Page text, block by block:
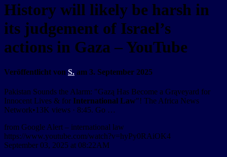
History will likely be harsh in
its judgement of Israel’s
actions in Gaza – YouTube
Veröffentlicht von S. am 3. September 2025
Pakistan Sounds the Alarm: "Gazą Has Become a Grąveyard for
Innocent Lives & for International Law"! The Africa News
Network•13K views · 8:45. Go …
from Google Alert – international law
https://www.youtube.com/watch?v=hyPy0RAiOK4
September 03, 2025 at 08:22AM